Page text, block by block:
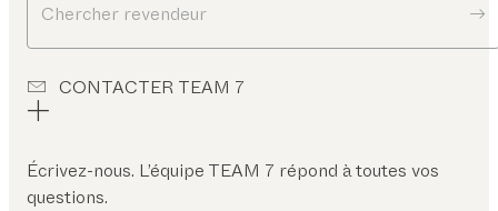
Chercher revendeur
CONTACTER TEAM 7
Écrivez-nous. L’équipe TEAM 7 répond à toutes vos
questions.